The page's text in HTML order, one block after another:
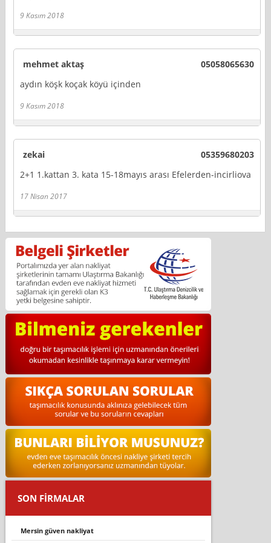
9 Kasım 2018
mehmet aktaş
05058065630
aydın köşk koçak köyü içinden
9 Kasım 2018
zekai
05359680203
2+1 1.kattan 3. kata 15-18mayıs arası Efelerden-incirliova
17 Nisan 2017
SON FİRMALAR
mersin güven nakliyat